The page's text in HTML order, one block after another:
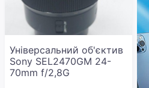
Універсальний об'єктив
Sony SEL2470GM 24-
70mm f/2,8G